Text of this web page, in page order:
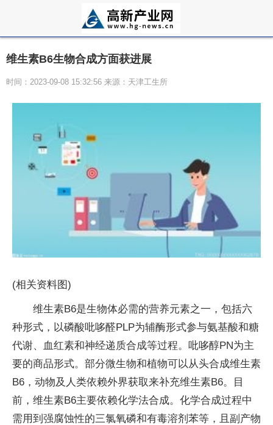
维生素B6生物合成方面获进展
时间：2023-09-08 15:32:56 来源：天津工生所
(相关资料图)
维生素B6是生物体必需的营养元素之一，包括六
种形式，以磷酸吡哆醛PLP为辅酶形式参与氨基酸和糖
代谢、血红素和神经递质合成等过程。吡哆醇PN为主
要的商品形式。部分微生物和植物可以从头合成维生素
B6，动物及人类依赖外界获取来补充维生素B6。目
前，维生素B6主要依赖化学法合成。化学合成过程中
需用到强腐蚀性的三氯氧磷和有毒溶剂苯等，且副产物